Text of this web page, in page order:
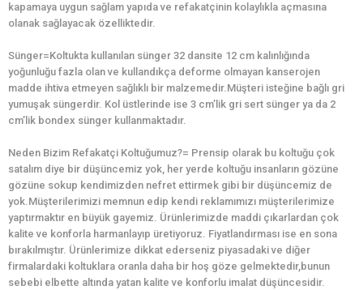
kapamaya uygun sağlam yapıda ve refakatçinin kolaylıkla açmasına
olanak sağlayacak özelliktedir.
Sünger=Koltukta kullanılan sünger 32 dansite 12 cm kalınlığında
yoğunluğu fazla olan ve kullandıkça deforme olmayan kanserojen
madde ihtiva etmeyen sağlıklı bir malzemedir.Müşteri isteğine bağlı gri
yumuşak süngerdir. Kol üstlerinde ise 3 cm’lik gri sert sünger ya da 2
cm’lik bondex sünger kullanmaktadır.
Neden Bizim Refakatçi Koltuğumuz?= Prensip olarak bu koltuğu çok
satalım diye bir düşüncemiz yok, her yerde koltuğu insanların gözüne
gözüne sokup kendimizden nefret ettirmek gibi bir düşüncemiz de
yok.Müşterilerimizi memnun edip kendi reklamımızı müşterilerimize
yaptırmaktır en büyük gayemiz. Ürünlerimizde maddi çıkarlardan çok
kalite ve konforla harmanlayıp üretiyoruz. Fiyatlandırması ise en sona
bırakılmıştır. Ürünlerimize dikkat ederseniz piyasadaki ve diğer
firmalardaki koltuklara oranla daha bir hoş göze gelmektedir,bunun
sebebi elbette altında yatan kalite ve konforlu imalat düşüncesidir.